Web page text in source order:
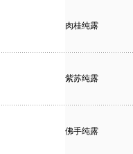
肉桂纯露
紫苏纯露
佛手纯露